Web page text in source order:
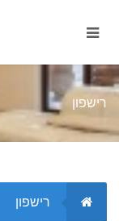
רישפון
רישפון